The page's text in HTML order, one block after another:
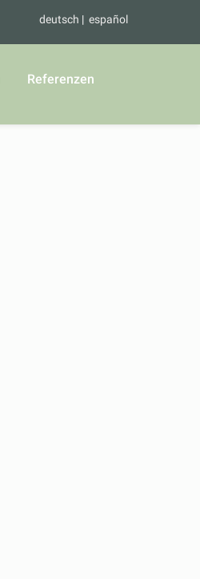
deutsch español
Referenzen